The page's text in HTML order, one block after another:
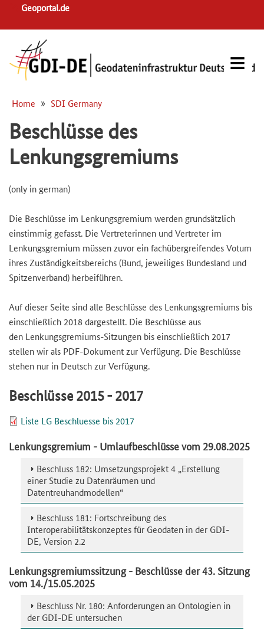
navigation
Geoportal.de
Breadcrumb
Home SDI Germany
Beschlüsse des
Lenkungsgremiums
(only in german)
Die Beschlüsse im Lenkungsgremium werden grundsätzlich
einstimmig gefasst. Die Vertreterinnen und Vertreter im
Lenkungsgremium müssen zuvor ein fachübergreifendes Votum
ihres Zuständigkeitsbereichs (Bund, jeweiliges Bundesland und
Spitzenverband) herbeiführen.
Auf dieser Seite sind alle Beschlüsse des Lenkungsgremiums bis
einschließlich 2018 dargestellt. Die Beschlüsse aus
den Lenkungsgremiums-Sitzungen bis einschließlich 2017
stellen wir als PDF-Dokument zur Verfügung. Die Beschlüsse
stehen nur in Deutsch zur Verfügung.
Beschlüsse 2015 - 2017
DateiListe LG Beschluesse bis 2017
Lenkungsgremium - Umlaufbeschlüsse vom 29.08.2025
Beschluss 182: Umsetzungsprojekt 4 „Erstellung
einer Studie zu Datenräumen und
Datentreuhandmodellen“
Beschluss 181: Fortschreibung des
Interoperabilitätskonzeptes für Geodaten in der GDI-
DE, Version 2.2
Lenkungsgremiumssitzung - Beschlüsse der 43. Sitzung
vom 14./15.05.2025
Beschluss Nr. 180: Anforderungen an Ontologien in
der GDI-DE untersuchen